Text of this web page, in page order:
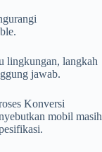
lingkungan, langkah
jawab.
Konversi
mobil masih